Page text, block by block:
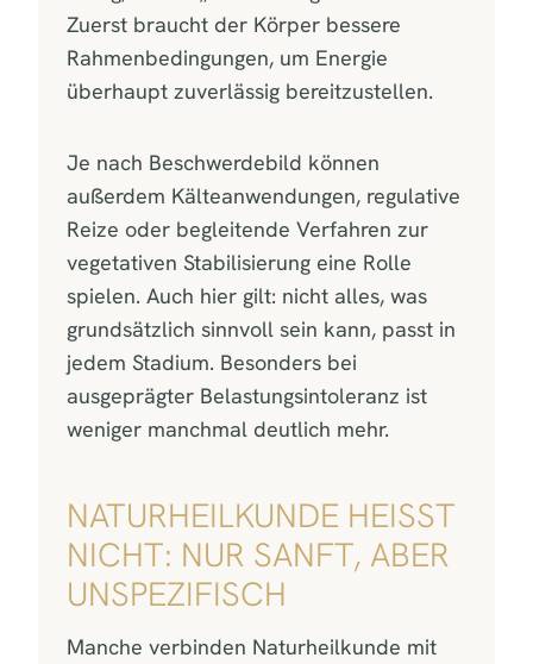
Zuerst braucht der Körper bessere
Rahmenbedingungen, um Energie
überhaupt zuverlässig bereitzustellen.
Je nach Beschwerdebild können
außerdem Kälteanwendungen, regulative
Reize oder begleitende Verfahren zur
vegetativen Stabilisierung eine Rolle
spielen. Auch hier gilt: nicht alles, was
grundsätzlich sinnvoll sein kann, passt in
jedem Stadium. Besonders bei
ausgeprägter Belastungsintoleranz ist
weniger manchmal deutlich mehr.
NATURHEILKUNDE HEISST N
ICHT: NUR SANFT, ABER U
NSPEZIFISCH
Manche verbinden Naturheilkunde mit